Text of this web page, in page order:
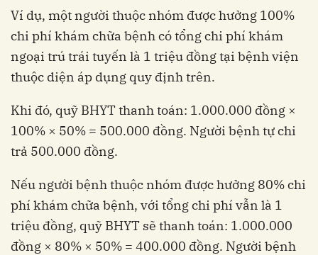
Ví dụ, một người thuộc nhóm được hưởng 100%
chi phí khám chữa bệnh có tổng chi phí khám
ngoại trú trái tuyến là 1 triệu đồng tại bệnh viện
thuộc diện áp dụng quy định trên.
Khi đó, quỹ BHYT thanh toán: 1.000.000 đồng ×
100% × 50% = 500.000 đồng. Người bệnh tự chi
trả 500.000 đồng.
Nếu người bệnh thuộc nhóm được hưởng 80% chi
phí khám chữa bệnh, với tổng chi phí vẫn là 1
triệu đồng, quỹ BHYT sẽ thanh toán: 1.000.000
đồng × 80% × 50% = 400.000 đồng. Người bệnh